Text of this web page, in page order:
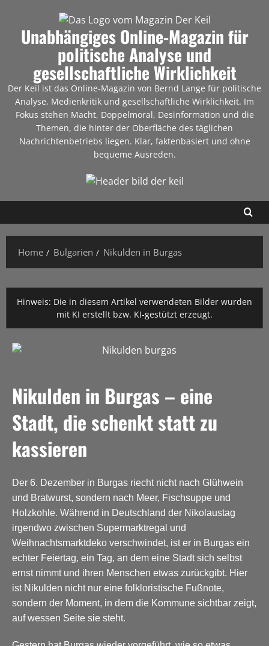
Unabhängiges Online-Magazin für
politische Analyse und
gesellschaftliche Wirklichkeit
Der Keil ist das Online-Magazin von Bernd Lange für politische
Analyse, Medienkritik und gesellschaftliche Wirklichkeit. Im
Fokus stehen Macht, Doppelmoral, Desinformation und die
Themen, die hinter der Oberfläche des täglichen
Nachrichtenbetriebs liegen. Klar, faktenbasiert und ohne
bequeme Ausreden.
Home Bulgarien Nikulden in Burgas
Hinweis: Die in diesem Artikel verwendeten Bilder wurden
mit KI erstellt bzw. KI-gestützt erzeugt.
Nikulden in Burgas – eine
Stadt, die schenkt statt zu
kassieren
Der 6. Dezember in Burgas riecht nicht nach Glühwein
und Bratwurst, sondern nach Meer, Fischsuppe und
Holzkohle. Während in Deutschland der Nikolaustag
irgendwo zwischen Supermarktregal und
Weihnachtsmarktdeko verschwindet, ist er in Burgas ein
echter Feiertag, ein Tag, an dem eine Stadt sich selbst
ernst nimmt und ihren Menschen etwas zurückgibt. Hier
ist Nikulden nicht nur eine folkloristische Fußnote,
sondern der Moment, in dem die Kommune sichtbar zeigt,
auf wessen Seite sie steht.